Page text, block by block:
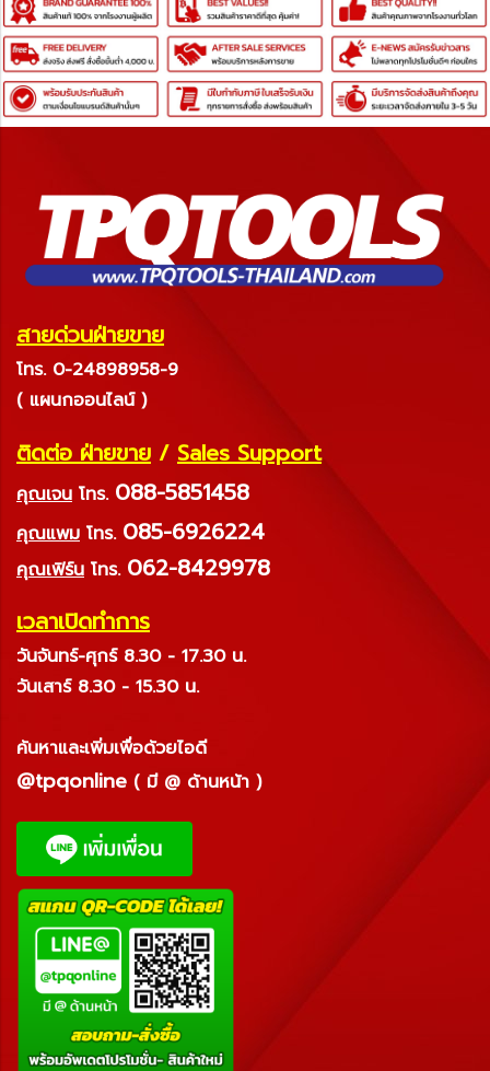
สายด่วนฝ่ายขาย
โทร. 0-24898958-9
( แผนกออนไลน์ )
ติดต่อ ฝ่ายขาย / Sales Support
คุณเจน โทร. 088-5851458
คุณแพม โทร. 085-6926224
คุณเฟิร์น โทร. 062-8429978
เวลาเปิดทำการ
วันจันทร์-ศุกร์ 8.30 - 17.30 น.
วันเสาร์ 8.30 - 15.30 น.
ค้นหาและเพิ่มเพื่อด้วยไอดี
@tpqonline ( มี @ ด้านหน้า )